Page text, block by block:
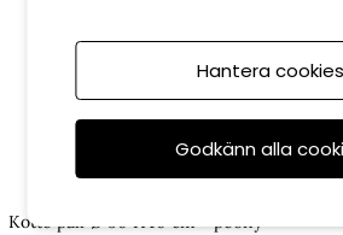
Brafab
Kotte pall Ø 50 H40 cm - peony
Hantera cookies
Godkänn alla